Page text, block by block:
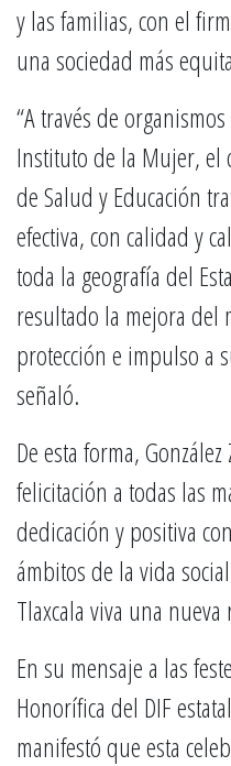
y las familias, con el
una sociedad más
“A través de
Instituto de la Mujer, el
de Salud y Educación
efectiva, con calidad y
toda la geografía del
resultado la mejora del
protección e impulso a
señaló.
De esta forma,
felicitación a todas las
dedicación y positiva
ámbitos de la vida
Tlaxcala viva una
En su mensaje a las
Honorífica del DIF
manifestó que esta